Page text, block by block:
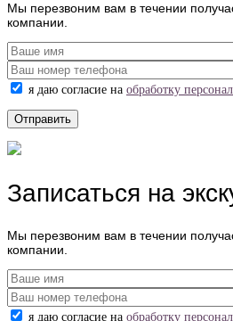
Мы перезвоним вам в течении
компании.
я даю согласие на обработку
Записаться на
Мы перезвоним вам в течении
компании.
я даю согласие на обработку